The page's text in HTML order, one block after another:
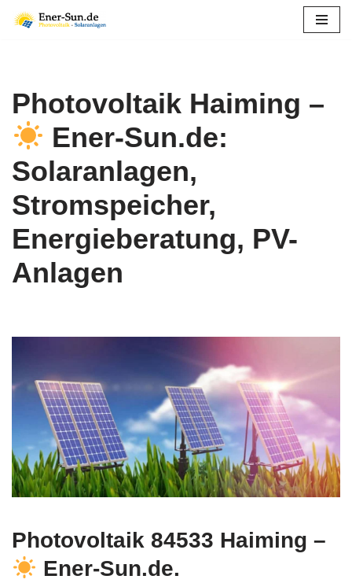
Photovoltaik Haiming –
Ener-Sun.de:
Solaranlagen,
Stromspeicher,
Energieberatung, PV-
Anlagen
Photovoltaik 84533 Haiming –
Ener-Sun.de.